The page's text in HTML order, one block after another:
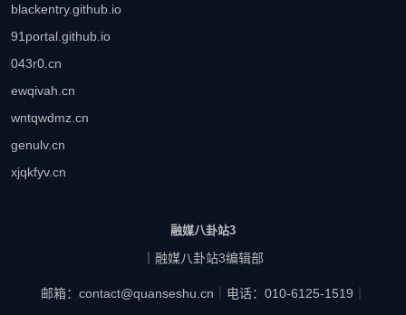
blackentry.github.io
91portal.github.io
043r0.cn
ewqivah.cn
wntqwdmz.cn
genulv.cn
xjqkfyv.cn
融媒八卦站3
｜融媒八卦站3编辑部
邮箱：contact@quanseshu.cn 电话：010-6125-1519